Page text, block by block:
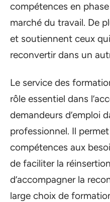
compétences en
marché du travail. De
et soutiennent ceux
reconvertir dans un
Le service des
rôle essentiel dans
demandeurs d’emploi
professionnel. Il permet
compétences aux
de faciliter la
d’accompagner la
large choix de